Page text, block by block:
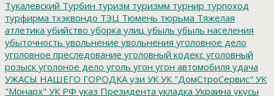
Тукалевский Турбин туризм туризмм турнир турпоход
турфирма тхэквондо ТЭЦ Тюмень тюрьма Тяжелая
атлетика убийство уборка улиц убыль убыль населения
убыточность увольнение увольнения уголовное дело
уголовное преследование уголовный кодекс уголовный
розыск уголоное дело уголь угон угон автомобиля удача
УЖАСЫ НАШЕГО ГОРОДКА узи УК УК "ДомСтроСервис" УК
"Монарх" УК РФ указ Президента укладка Украина укусы